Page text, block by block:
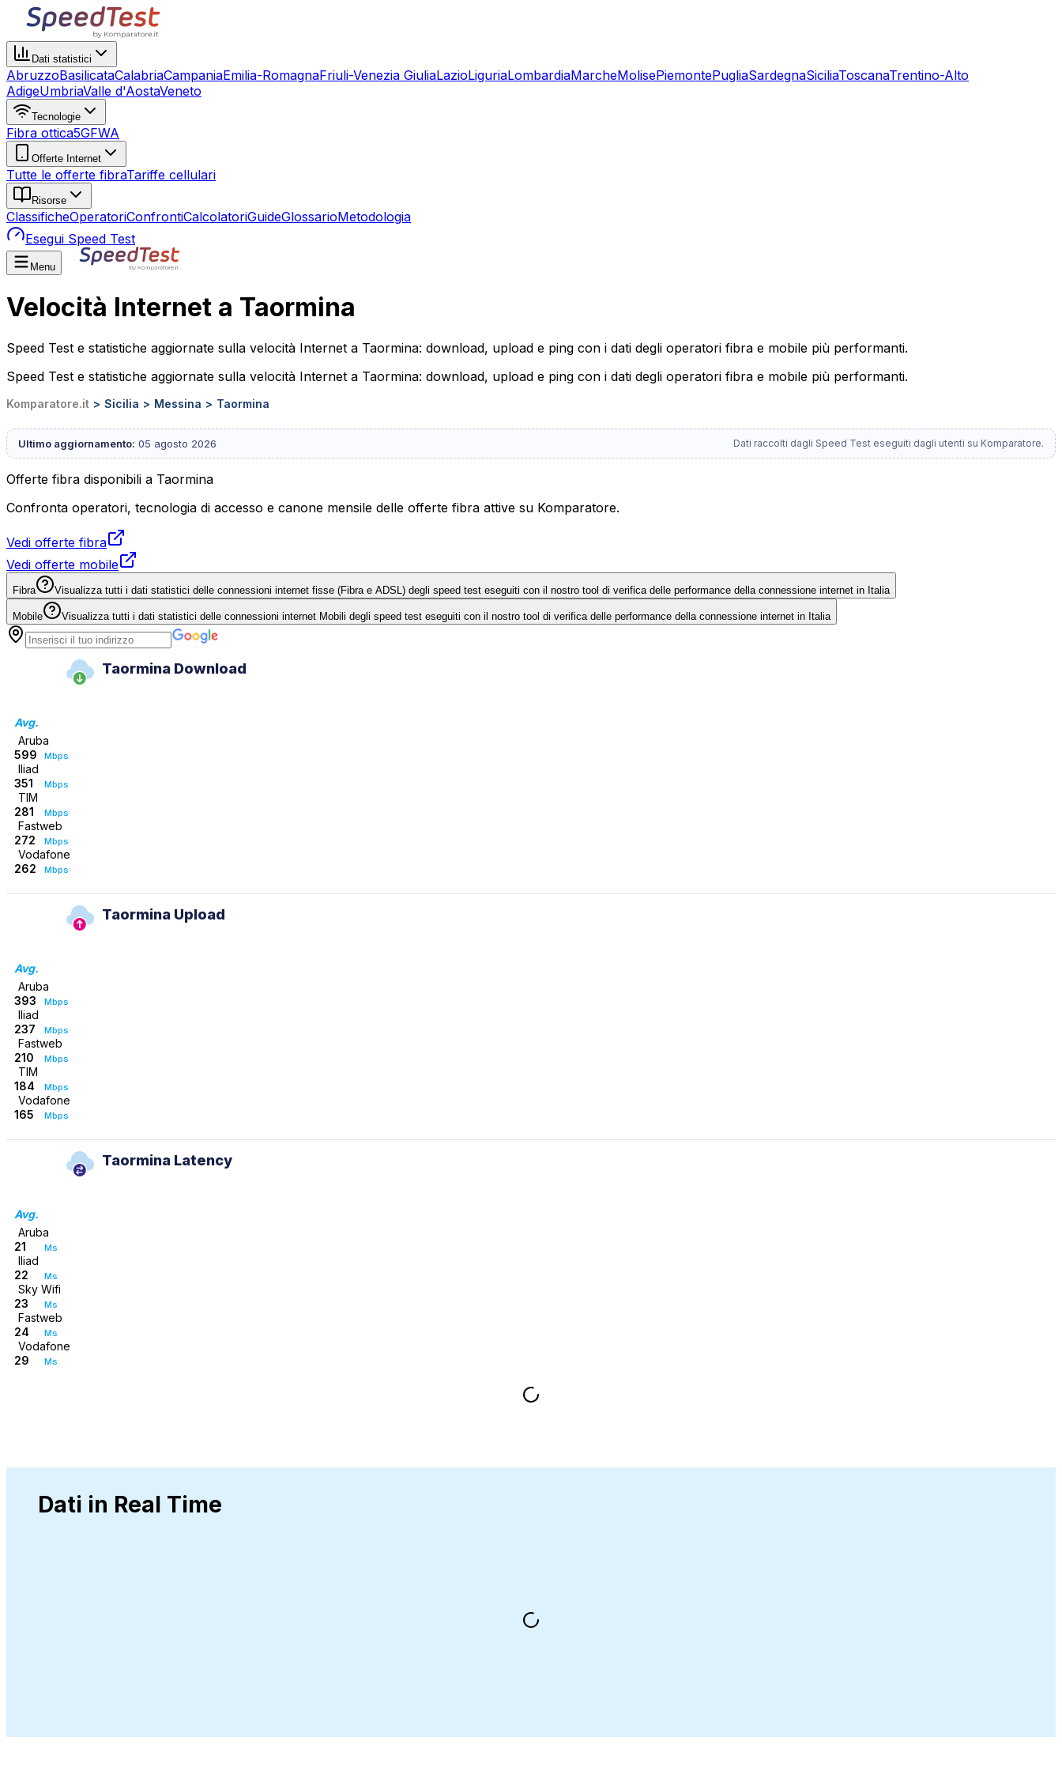
Dati statistici
AbruzzoBasilicataCalabriaCampaniaEmilia-RomagnaFriuli-Venezia GiuliaLazioLiguriaLombardiaMarcheMolisePiemontePugliaSardegnaSiciliaToscanaTrentino-Alto
AdigeUmbriaValle d'AostaVeneto
Tecnologie
Fibra ottica5GFWA
Offerte Internet
Tutte le offerte fibraTariffe cellulari
Risorse
ClassificheOperatoriConfrontiCalcolatoriGuideGlossarioMetodologia
Esegui Speed Test
Menu
Velocità Internet a Taormina
Speed Test e statistiche aggiornate sulla velocità Internet a Taormina: download, upload e ping con i dati degli operatori fibra e mobile più performanti.
Speed Test e statistiche aggiornate sulla velocità Internet a Taormina: download, upload e ping con i dati degli operatori fibra e mobile più performanti.
Komparatore.it Sicilia Messina Taormina
Ultimo aggiornamento: 05 agosto 2026 Dati raccolti dagli Speed Test eseguiti dagli utenti su Komparatore.
Offerte fibra disponibili a Taormina
Confronta operatori, tecnologia di accesso e canone mensile delle offerte fibra attive su Komparatore.
Vedi offerte fibra
Vedi offerte mobile
Fibra Visualizza tutti i dati statistici delle connessioni internet fisse (Fibra e ADSL) degli speed test eseguiti con il nostro tool di verifica delle performance della connessione internet in Italia
Mobile Visualizza tutti i dati statistici delle connessioni internet Mobili degli speed test eseguiti con il nostro tool di verifica delle performance della connessione internet in Italia
Taormina Download
Avg.
Aruba
599
Mbps
Iliad
351
Mbps
TIM
281
Mbps
Fastweb
272
Mbps
Vodafone
262
Mbps
Taormina Upload
Avg.
Aruba
393
Mbps
Iliad
237
Mbps
Fastweb
210
Mbps
TIM
184
Mbps
Vodafone
165
Mbps
Taormina Latency
Avg.
Aruba
21
Ms
Iliad
22
Ms
Sky Wifi
23
Ms
Fastweb
24
Ms
Vodafone
29
Ms
Dati in Real Time